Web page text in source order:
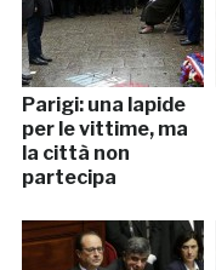
Parigi: una lapide
per le vittime, ma
la città non
partecipa